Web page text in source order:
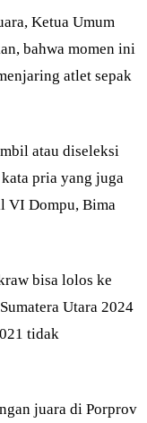
Ketua Umum
bahwa momen ini
atlet sepak
atau diseleksi
pria yang juga
VI Dompu, Bima
bisa lolos ke
Utara 2024
tidak
juara di Porprov